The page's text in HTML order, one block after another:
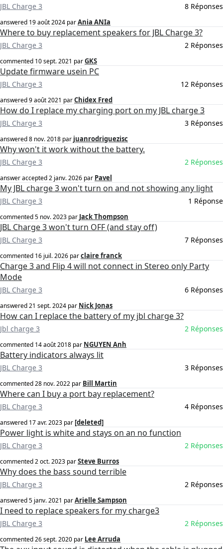
JBL Charge 3 8 Réponses
answered 19 août 2024 parAnia ANIa
Where to buy replacement speakers for JBL Charge 3?
JBL Charge 3 2 Réponses
commented 10 sept. 2021 parGKS
Update firmware usein PC
JBL Charge 3 12 Réponses
answered9 août 2021 parChidex Fred
How do I replace my charging port on my JBL charge 3
JBL Charge 3 3 Réponses
answered8 nov. 2018 par juanrodriguezisc
Why won't it work without the battery.
JBL Charge 3 2 Réponses
answer accepted2 janv. 2026 par Pavel
My JBL charge 3 won't turn on and not showing any light
JBL Charge 3 1 Réponse
commented5 nov. 2023 par Jack Thompson
JBL Charge 3 won't turn OFF (and stay off)
JBL Charge 3 7 Réponses
commented 16 juil. 2026 parclaire franck
Charge 3 and Flip 4 will not connect in Stereo only Party
Mode
JBL Charge 3 6 Réponses
answered21 sept. 2024 par Nick Jonas
How can I replace the battery of my jbl charge 3?
Jbl charge 3 2 Réponses
commented 14 août 2018 par NGUYEN Anh
Battery indicators always lit
JBL Charge 3 3 Réponses
commented28 nov. 2022 par Bill Martin
Where can I buy a port bay replacement?
JBL Charge 3 4 Réponses
answered 17 avr. 2023 par [deleted]
Power light is white and stays on an no function
JBL Charge 3 2 Réponses
commented2 oct. 2023 parSteve Burros
Why does the bass sound terrible
JBL Charge 3 2 Réponses
answered5 janv. 2021 parArielle Sampson
I need to replace speakers for my charge3
JBL Charge 3 2 Réponses
commented26 sept. 2020 par Lee Arruda